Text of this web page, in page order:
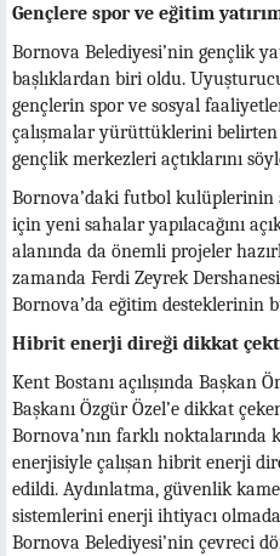
Gençlere spor ve eğitim
Bornova Belediyesi’nin gençlik
başlıklardan biri oldu.
gençlerin spor ve sosyal
çalışmalar yürüttüklerini belirten
gençlik merkezleri açtıklarını
Bornova’daki futbol
için yeni sahalar yapılacağını
alanında da önemli projeler
zamanda Ferdi Zeyrek
Bornova’da eğitim desteklerinin
Hibrit enerji direği dikkat
Kent Bostanı açılışında Başkan
Başkanı Özgür Özel’e dikkat
Bornova’nın farklı noktalarında
enerjisiyle çalışan hibrit enerji
edildi. Aydınlatma, güvenlik
sistemlerini enerji ihtiyacı
Bornova Belediyesi’nin çevreci